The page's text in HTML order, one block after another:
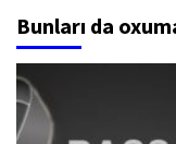
Bunları da